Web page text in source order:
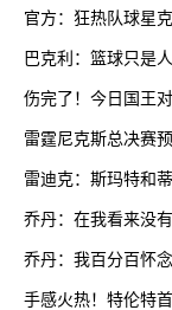
官方：狂热队球星
巴克利：篮球只是
伤完了！今日国王
雷霆尼克斯总决赛
雷迪克：斯玛特和
乔丹：在我看来没
乔丹：我百分百怀
手感火热！特伦特